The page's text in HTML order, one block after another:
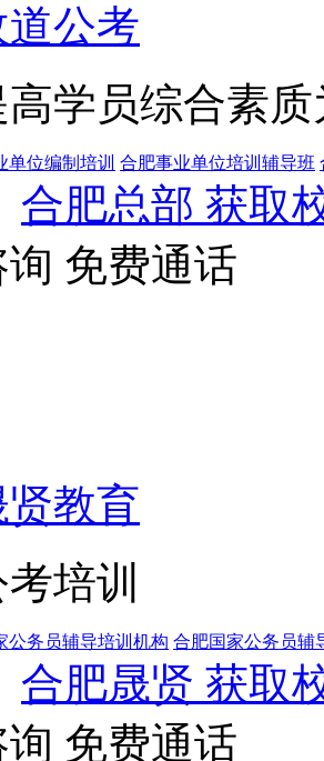
公考
高学员综合素
单位编制培训 合肥事业单位培训辅导班
合肥总部 获取
免费通话
教育
培训
公务员辅导培训机构 合肥国家公务员辅
合肥晟贤 获取
免费通话